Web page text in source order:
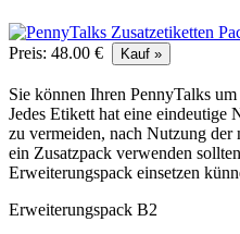
Preis: 48.00 €
Sie können Ihren PennyTalks um
Jedes Etikett hat eine eindeutige
zu vermeiden, nach Nutzung
ein Zusatzpack verwenden
Erweiterungspack einsetzen
Erweiterungspack B2